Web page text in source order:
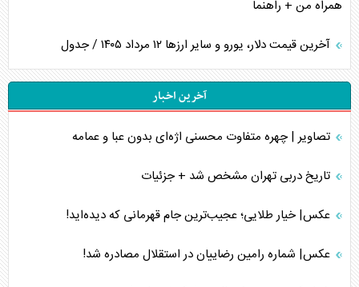
همراه من + راهنما
آخرین قیمت دلار، یورو و سایر ارز‌ها ۱۲ مرداد ۱۴۰۵ / جدول
آخرین اخبار
تصاویر | چهره متفاوت محسنی اژه‌ای بدون عبا و عمامه
تاریخ دربی تهران مشخص شد + جزئیات
عکس| خیار طلایی؛ عجیب‌ترین جام قهرمانی که دیده‌اید!
عکس| شماره رامین رضاییان در استقلال مصادره شد!